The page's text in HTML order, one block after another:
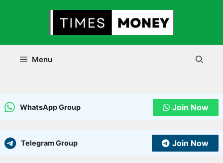
Menu
WhatsApp Group Join Now
Telegram Group Join Now